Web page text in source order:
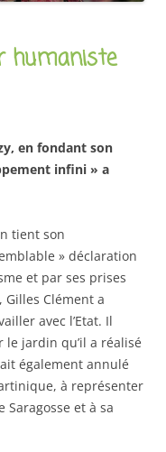
humaniste
en fondant son
infini » a
tient son
» déclaration
et par ses prises
Gilles Clément a
avec l’Etat. Il
jardin qu’il a réalisé
également annulé
à représenter
Saragosse et à sa